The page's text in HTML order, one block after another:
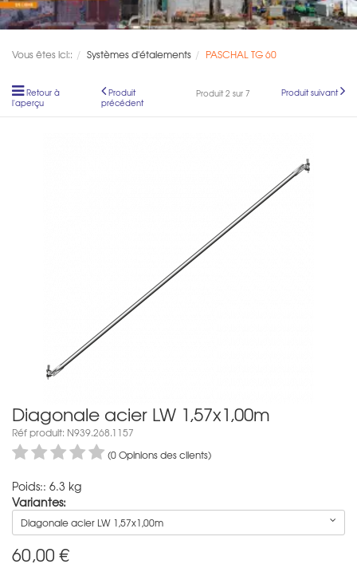
Vous êtes ici:: Systèmes d'étaiements PASCHAL TG 60
Retour à
l'aperçu
Produit
précédent
Produit 2 sur 7 Produit suivant
Diagonale acier LW 1,57x1,00m
Réf produit: N939.268.1157
(0 Opinions des clients)
Poids:: 6.3 kg
Variantes:
Diagonale acier LW 1,57x1,00m
60,00 €